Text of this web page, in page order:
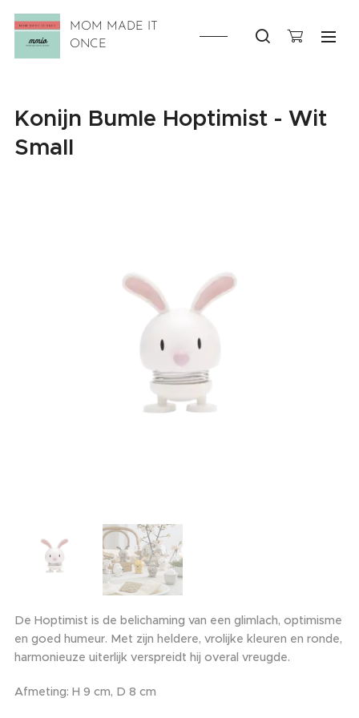
MOM MADE IT
ONCE
Konijn Bumle Hoptimist - Wit
Small
De Hoptimist is de belichaming van een glimlach, optimisme
en goed humeur. Met zijn heldere, vrolijke kleuren en ronde,
harmonieuze uiterlijk verspreidt hij overal vreugde.
Afmeting: H 9 cm, D 8 cm